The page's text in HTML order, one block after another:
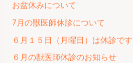
お盆休みについて
7月の獣医師休診について
６月１５日（月曜日）は休診です
６月の獣医師休診のお知らせ